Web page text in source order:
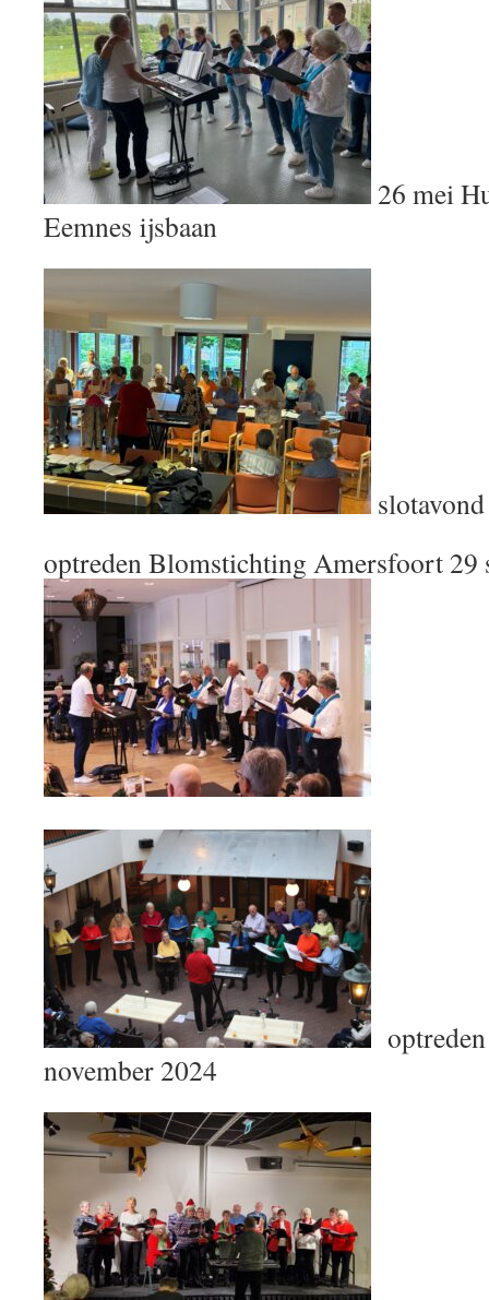
26 mei
Eemnes ijsbaan
optreden Blomstichting Amersfoort 29
november 2024